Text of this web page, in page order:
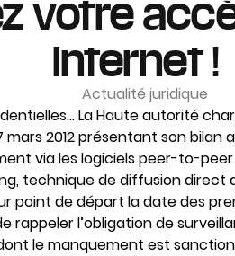
votre
Internet !
Actualité juridique
La Haute autorité
mars 2012 présentant son
via les logiciels peer-to-peer
technique de diffusion
point de départ la date des
rappeler l’obligation de
le manquement est